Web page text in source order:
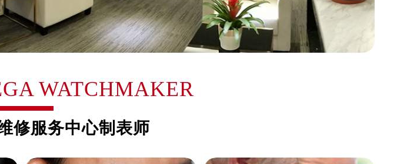
前预约）
前预约）
预约）
提前预约）
鄂尔多斯大厦）23层2326室（需提前预约）
需提前预约）
室（需提前预约）
约）
WATCHMAKER
修服务中心制表师